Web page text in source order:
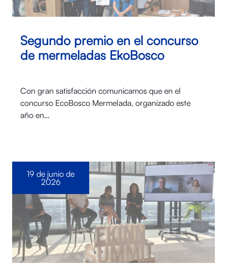
Segundo premio en el concurso
de mermeladas EkoBosco
Con gran satisfacción comunicamos que en el
concurso EcoBosco Mermelada, organizado este
año en…
19 de junio de
2026